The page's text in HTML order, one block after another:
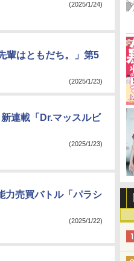
(2025/1/24)
輩はともだち。」第5
(2025/1/23)
連載「Dr.マッスルビ
(2025/1/23)
力売買バトル「パラシ
(2025/1/22)